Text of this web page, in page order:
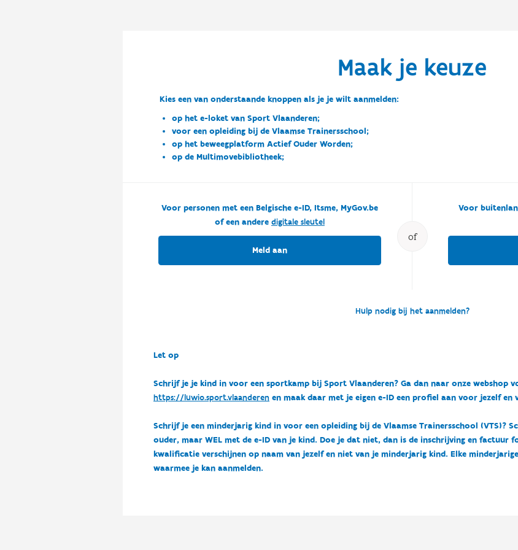
Maak je keuze
Kies een van onderstaande knoppen als je je wilt aanmelden:
op het e-loket van Sport Vlaanderen;
voor een opleiding bij de Vlaamse Trainersschool;
op het beweegplatform Actief Ouder Worden;
op de Multimovebibliotheek;
of
Voor personen met een Belgische e-ID, Itsme, MyGov.be
of een andere digitale sleutel
Meld aan
Voor
Hulp nodig bij het aanmelden?
Let op
Schrijf je je kind in voor een sportkamp bij Sport Vlaanderen? Ga dan naar onze webshop
https://luwio.sport.vlaanderenen maak daar met je eigen e-ID een profiel aan voor jezelf en
Schrijf je een minderjarig kind in voor een opleiding bij de Vlaamse Trainersschool (VTS)?
ouder, maar WEL met de e-ID van je kind. Doe je dat niet, dan is de inschrijving en factuur
kwalificatie verschijnen op naam van jezelf en niet van je minderjarig kind. Elke
waarmee je kan aanmelden.